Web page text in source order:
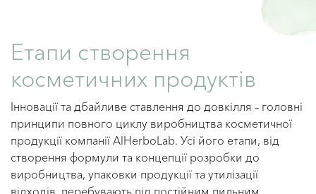
Етапи створення
косметичних продуктів
Інновації та дбайливе ставлення до довкілля – головні
принципи повного циклу виробництва косметичної
продукції компанії AlHerboLab. Усі його етапи, від
створення формули та концепції розробки до
виробництва, упаковки продукції та утилізації
відходів, перебувають під постійним пильним